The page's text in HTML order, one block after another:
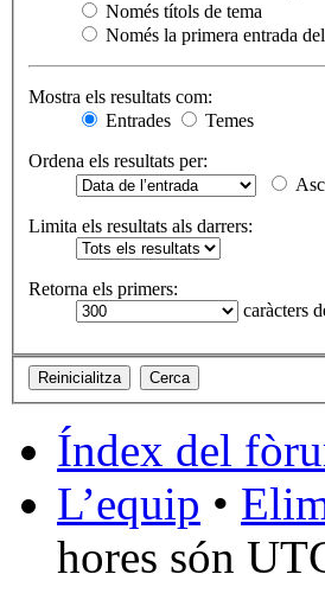
Només títols de tema
Només la primera entrada
Mostra els resultats com:
Entrades
Temes
Ordena els resultats per:
Limita els resultats als darrers:
Retorna els primers:
caràcters
Índex del
L’equip •
hores són